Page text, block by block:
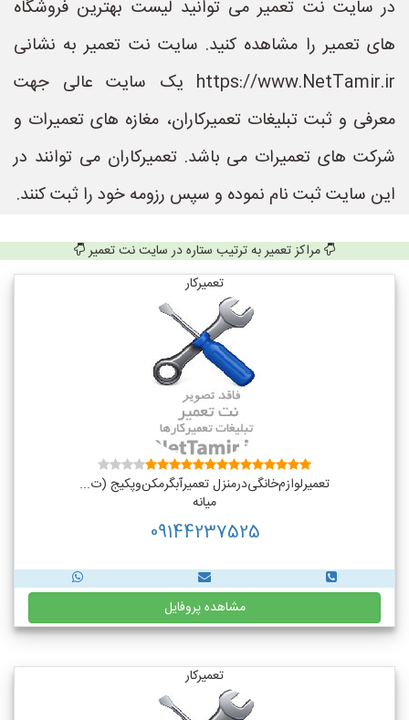
در سایت نت تعمیر می توانید لیست بهترین فروشگاه
های تعمیر را مشاهده کنید. سایت نت تعمیر به نشانی
https://www.NetTamir.ir یک سایت عالی جهت
معرفی و ثبت تبلیغات تعمیرکاران، مغازه های تعمیرات و
شرکت های تعمیرات می باشد. تعمیرکاران می توانند در
این سایت ثبت نام نموده و سپس رزومه خود را ثبت کنند.
مراکز تعمیر به ترتیب ستاره در سایت نت تعمیر
تعمیرکار
تعمیر‌لوازم‌‌خانگی‌در‌منزل‌ تعمیر‌آبگرمکن‌وپکیج (ت...
میانه
09144237525
مشاهده پروفایل
تعمیرکار